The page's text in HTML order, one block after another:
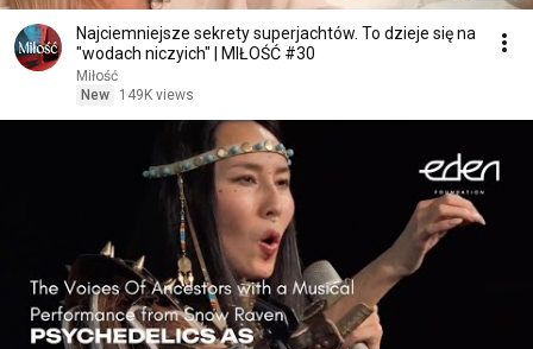
Najciemniejsze sekrety superjachtów. To dzieje się na
"wodach niczyich" | MIŁOŚĆ #30
Miłość
New
149K views